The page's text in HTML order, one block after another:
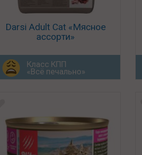
Darsi Adult Cat «Мясное
ассорти»
Класс КПП
«Всё печально»